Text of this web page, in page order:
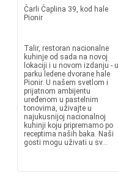
Čarli Čaplina 39, kod hale
Pionir
Talir, restoran nacionalne
kuhinje od sada na novoj
lokaciji i u novom izdanju - u
parku ledene dvorane hale
Pionir. U našem svetlom i
prijatnom ambijentu
uređenom u pastelnim
tonovima, uživajte u
najukusnijoj nacionalnoj
kuhinji koju pripremamo po
receptima naših baka. Naši
gosti mogu uživati u sv...